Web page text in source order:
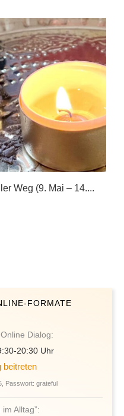
Weg (9. Mai – 14....
FORMATE
Dialog:
20:30 Uhr
beitreten
Passwort: grateful
im Alltag”: